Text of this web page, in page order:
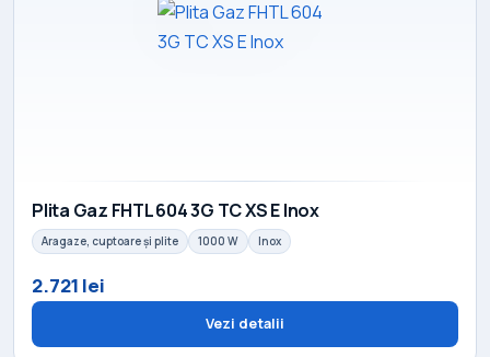
Plita Gaz FHTL 604 3G TC XS E Inox
Aragaze, cuptoare și plite 1000 W Inox
2.721 lei
Vezi detalii